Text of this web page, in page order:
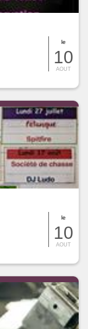
le
10
AOUT
le
10
AOUT